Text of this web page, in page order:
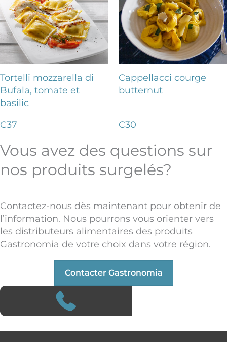
Tortelli mozzarella di
Bufala, tomate et
basilic
C37
Cappellacci courge
butternut
C30
Vous avez des questions sur
nos produits surgelés?
Contactez-nous dès maintenant pour obtenir de
l’information. Nous pourrons vous orienter vers
les distributeurs alimentaires des produits
Gastronomia de votre choix dans votre région.
Contacter Gastronomia